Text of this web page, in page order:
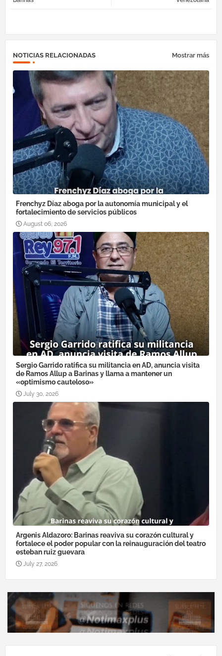
NOTICIAS RELACIONADAS Mostrar más
Frenchyz Díaz aboga por la autonomía municipal y el
fortalecimiento de servicios públicos
August 06, 2026
Sergio Garrido ratifica su militancia en AD, anuncia visita
de Ramos Allup a Barinas y llama a mantener un
«optimismo cauteloso»
July 30, 2026
Argenis Aldazoro: Barinas reaviva su corazón cultural y
fortalece el poder popular con la reinauguración del teatro
esteban ruiz guevara
July 27, 2026